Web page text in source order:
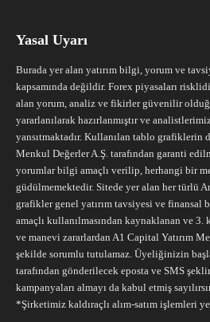
Yasal Uyarı
Burada yer alan yatırım bilgi, yorum ve
kapsamında değildir. Forex piyasaları
alan yorum, analiz ve fikirler güvenilir
yararlanılarak hazırlanmıştır ve
yansıtmaktadır. Kullanılan tablo grafiklerin
Menkul Değerler A.Ş. tarafından garanti
yorumlar bilgi amaçlı verilip, herhangi bir
güdülmemektedir. Sitede yer alan her türlü
grafikler genel yatırım tavsiyesi ve
amaçlı kullanılmasından kaynaklanan ve
ve manevi zararlardan A1 Capital Yatırım
şekilde sorumlu tutulamaz. Üyeliğinizin
tarafından gönderilecek eposta ve SMS
kampanyaları almayı da kabul etmiş
*Şirketimiz kaldıraçlı alım-satım işlemleri